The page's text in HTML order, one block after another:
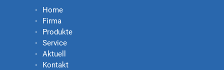
Home
Firma
Produkte
Service
Aktuell
Kontakt